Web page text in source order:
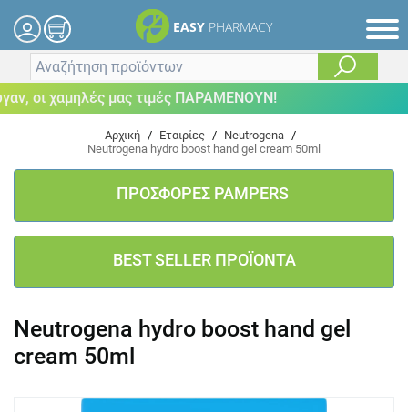
EASY PHARMACY
οι χαμηλές μας τιμές ΠΑΡΑΜΕΝΟΥΝ!
Αρχική / Εταιρίες / Neutrogena /
Neutrogena hydro boost hand gel cream 50ml
ΠΡΟΣΦΟΡΕΣ PAMPERS
BEST SELLER ΠΡΟΪΟΝΤΑ
Neutrogena hydro boost hand gel
cream 50ml